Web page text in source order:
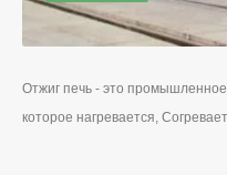
Отжиг печь - это
которое нагревается,